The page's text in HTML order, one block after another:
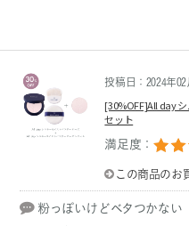
投稿日：2024年02
[30%OFF]All day
セット
満足度：
この商品のお
粉っぽいけどベタつかない